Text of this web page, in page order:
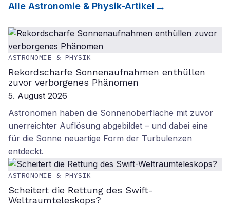
Alle Astronomie & Physik-Artikel
ASTRONOMIE & PHYSIK
Rekordscharfe Sonnenaufnahmen enthüllen
zuvor verborgenes Phänomen
5. August 2026
Astronomen haben die Sonnenoberfläche mit zuvor
unerreichter Auflösung abgebildet – und dabei eine
für die Sonne neuartige Form der Turbulenzen
entdeckt.
ASTRONOMIE & PHYSIK
Scheitert die Rettung des Swift-
Weltraumteleskops?